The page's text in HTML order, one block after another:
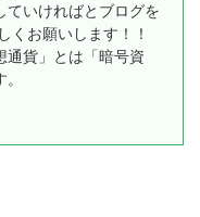
ていければとブログを
くお願いします！！
貨」とは「暗号資